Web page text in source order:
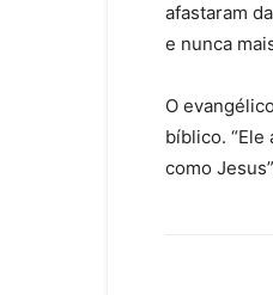
afastaram
e nunca
O
bíblico.
como